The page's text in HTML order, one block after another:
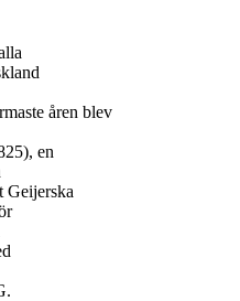
åren blev
en
Geijerska